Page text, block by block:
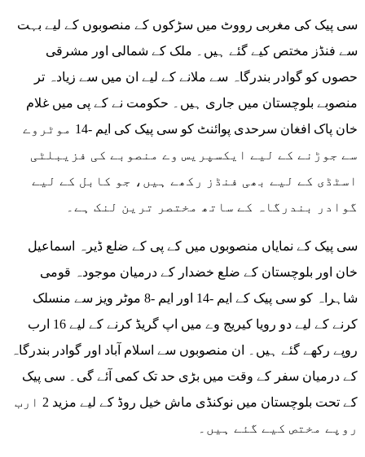
سے فنڈز مختص کیے گئے ہیں۔ ملک کے شمالی اور مشرقی
حصوں کو گوادر بندرگاہ سے ملانے کے لیے ان میں سے زیادہ تر
منصوبے بلوچستان میں جاری ہیں۔ حکومت نے کے پی میں غلام
خان پاک افغان سرحدی پوائنٹ کو سی پیک کی ایم -14 موٹروے
سے جوڑنے کے لیے ایکسپریس وے منصوبے کی فزیبلٹی
اسٹڈی کے لیے بھی فنڈز رکھے ہیں، جو کابل کے لیے
گوادر بندرگاہ کے ساتھ مختصر ترین لنک ہے۔
خان اور بلوچستان کے ضلع خضدار کے درمیان موجودہ قومی
شاہراہ کو سی پیک کے ایم -14 اور ایم -8 موٹر ویز سے منسلک
کرنے کے لیے دو رویا کیریج وے میں اپ گریڈ کرنے کے لیے 16 ارب
روپے رکھے گئے ہیں۔ ان منصوبوں سے اسلام آباد اور گوادر بندرگاہ
کے درمیان سفر کے وقت میں بڑی حد تک کمی آئے گی۔ سی پیک
کے تحت بلوچستان میں نوکنڈی ماش خیل روڈ کے لیے مزید 2 ارب
روپے مختص کیے گئے ہیں۔